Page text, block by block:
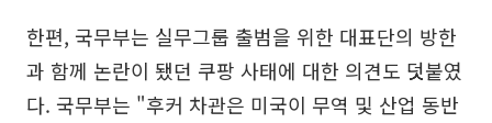
한편, 국무부는 실무그룹 출범을 위한 대표단의 방한
과 함께 논란이 됐던 쿠팡 사태에 대한 의견도 덧붙였
다. 국무부는 "후커 차관은 미국이 무역 및 산업 동반